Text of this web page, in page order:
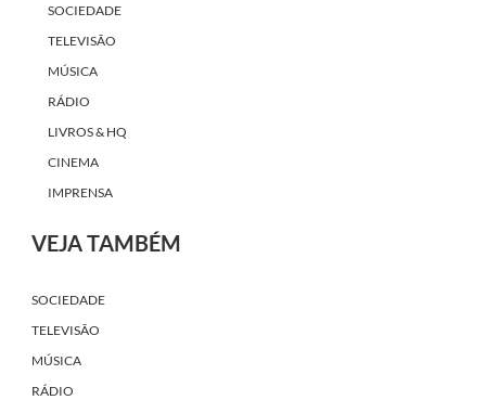
SOCIEDADE
TELEVISÃO
MÚSICA
RÁDIO
LIVROS & HQ
CINEMA
IMPRENSA
VEJA TAMBÉM
SOCIEDADE
TELEVISÃO
MÚSICA
RÁDIO